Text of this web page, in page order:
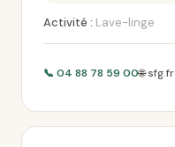
Activité : Lave-linge
📞 04 88 78 59 00🌐 sfg.fr